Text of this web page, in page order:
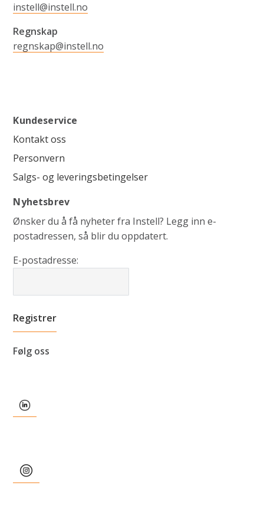
instell@instell.no
Regnskap
regnskap@instell.no
Kundeservice
Kontakt oss
Personvern
Salgs- og leveringsbetingelser
Nyhetsbrev
Ønsker du å få nyheter fra Instell? Legg inn e-
postadressen, så blir du oppdatert.
E-postadresse:
Følg oss